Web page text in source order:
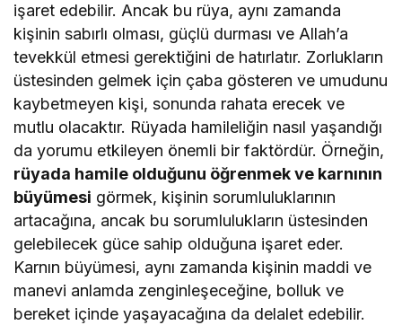
işaret edebilir. Ancak bu rüya, aynı zamanda
kişinin sabırlı olması, güçlü durması ve Allah’a
tevekkül etmesi gerektiğini de hatırlatır. Zorlukların
üstesinden gelmek için çaba gösteren ve umudunu
kaybetmeyen kişi, sonunda rahata erecek ve
mutlu olacaktır. Rüyada hamileliğin nasıl yaşandığı
da yorumu etkileyen önemli bir faktördür. Örneğin,
rüyada hamile olduğunu öğrenmek ve karnının
büyümesi görmek, kişinin sorumluluklarının
artacağına, ancak bu sorumlulukların üstesinden
gelebilecek güce sahip olduğuna işaret eder.
Karnın büyümesi, aynı zamanda kişinin maddi ve
manevi anlamda zenginleşeceğine, bolluk ve
bereket içinde yaşayacağına da delalet edebilir.